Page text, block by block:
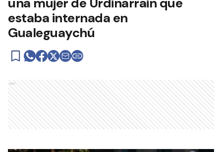
estaba internada en
Gualeguaychú
Ads